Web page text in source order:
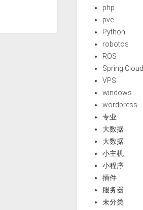
php
pve
Python
robotos
ROS
Spring Cloud
VPS
windows
wordpress
专业
大数据
大数据
小主机
小程序
插件
服务器
未分类